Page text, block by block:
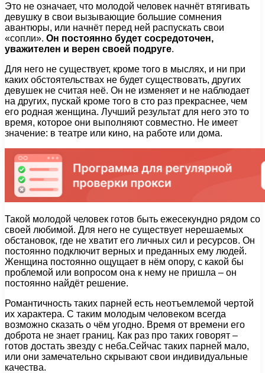
Это не означает, что молодой человек начнёт втягивать
девушку в свои вызывающие большие сомнения
авантюры, или начнёт перед ней распускать свои
«сопли». Он постоянно будет сосредоточен,
уважителен и верен своей подруге.
Для него не существует, кроме того в мыслях, и ни при
каких обстоятельствах не будет существовать, других
девушек не считая неё. Он не изменяет и не наблюдает
на других, пускай кроме того в сто раз прекраснее, чем
его родная женщина. Лучший результат для него это то
время, которое они выполняют совместно. Не имеет
значение: в театре или кино, на работе или дома.
Такой молодой человек готов быть ежесекундно рядом со
своей любимой. Для него не существует нерешаемых
обстановок, где не хватит его личных сил и ресурсов. Он
постоянно подключит верных и преданных ему людей.
Женщина постоянно ощущает в нём опору, с какой бы
проблемой или вопросом она к нему не пришла – он
постоянно найдёт решение.
Романтичность таких парней есть неотъемлемой чертой
их характера. С таким молодым человеком всегда
возможно сказать о чём угодно. Время от времени его
доброта не знает границ. Как раз про таких говорят –
готов достать звезду с неба.Сейчас таких парней мало,
или они замечательно скрывают свои индивидуальные
качества.